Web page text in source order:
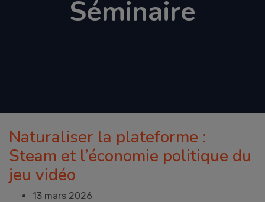
Séminaire
Naturaliser la plateforme :
Steam et l’économie politique du
jeu vidéo
13 mars 2026